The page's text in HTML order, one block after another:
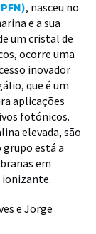
, nasceu no
e a sua
um cristal de
ocorre uma
inovador
que é um
aplicações
fotónicos.
elevada, são
está a
em
ionizante.
e Jorge